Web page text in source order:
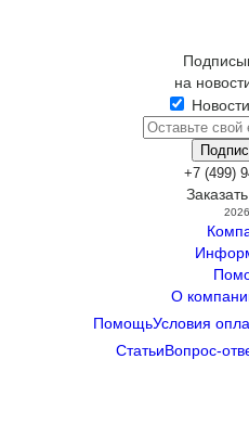
на
+7 (499)
О
ПомощьУсловия
СтатьиВопрос-